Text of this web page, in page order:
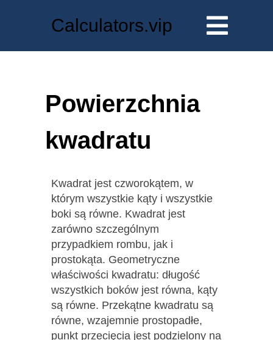
Calculators.vip
Powierzchnia
kwadratu
Kwadrat jest czworokątem, w
którym wszystkie kąty i wszystkie
boki są równe. Kwadrat jest
zarówno szczególnym
przypadkiem rombu, jak i
prostokąta. Geometryczne
właściwości kwadratu: długość
wszystkich boków jest równa, kąty
są równe. Przekątne kwadratu są
równe, wzajemnie prostopadłe,
punkt przecięcia jest podzielony na